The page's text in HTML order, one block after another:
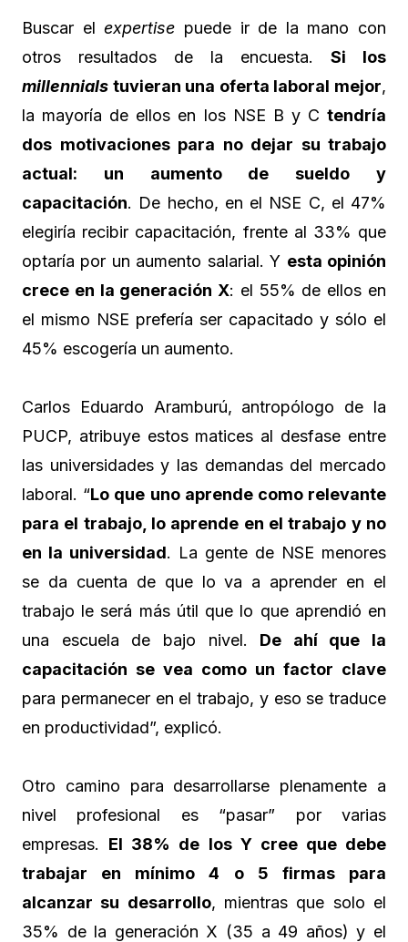
Buscar elexpertise puede ir de la mano con
otros resultados de la encuesta. Si los
millennials tuvieran una oferta laboral mejor,
la mayoría de ellos en los NSE B y C tendría
dos motivaciones para no dejar su trabajo
actual: un aumento de sueldo y
capacitación. De hecho, en el NSE C, el 47%
elegiría recibir capacitación, frente al 33% que
optaría por un aumento salarial. Y esta opinión
crece en la generación X: el 55% de ellos en
el mismo NSE prefería ser capacitado y sólo el
45% escogería un aumento.
Carlos Eduardo Aramburú, antropólogo de la
PUCP, atribuye estos matices al desfase entre
las universidades y las demandas del mercado
laboral. “Lo que uno aprende como relevante
para el trabajo, lo aprende en el trabajo y no
en la universidad. La gente de NSE menores
se da cuenta de que lo va a aprender en el
trabajo le será más útil que lo que aprendió en
una escuela de bajo nivel. De ahí que la
capacitación se vea como un factor clave
para permanecer en el trabajo, y eso se traduce
en productividad”, explicó.
Otro camino para desarrollarse plenamente a
nivel profesional es “pasar” por varias
empresas. El 38% de los Y cree que debe
trabajar en mínimo 4 o 5 firmas para
alcanzar su desarrollo, mientras que solo el
35% de la generación X (35 a 49 años) y el